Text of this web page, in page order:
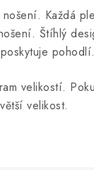
Každá
Štíhlý
pohodlí.
velikostí.
velikost.